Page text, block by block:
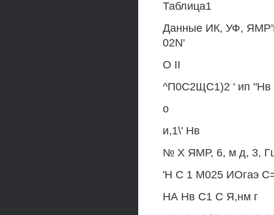
Таблица1
Данные ИК, УФ,
02N'
О II
^П0С2ЩС1)2 ' ип "Нв
о
и,1\' Нв
№ X ЯМР, 6, м д, 3,
'Н С 1 М025 ИОгаэ
НА Нв С1 С Я,нм г